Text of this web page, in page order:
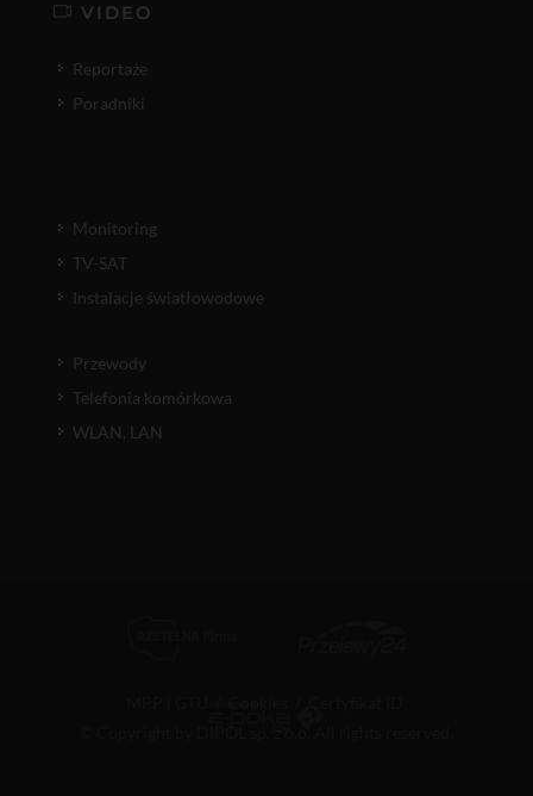
VIDEO
Reportaże
Poradniki
Monitoring
TV-SAT
Instalacje światłowodowe
Przewody
Telefonia komórkowa
WLAN, LAN